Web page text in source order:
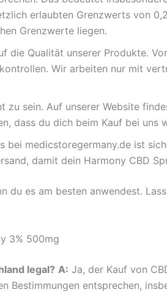
erlaubten Grenzwerts von
Grenzwerte liegen.
die Qualität unserer Produkte.
Wir arbeiten nur mit
zu sein. Auf unserer Website
dass du dich beim Kauf bei uns
bei medicstoregermany.de ist
damit dein Harmony CBD
du es am besten anwendest.
3% 500mg
legal? A: Ja, der Kauf von
Bestimmungen entsprechen,